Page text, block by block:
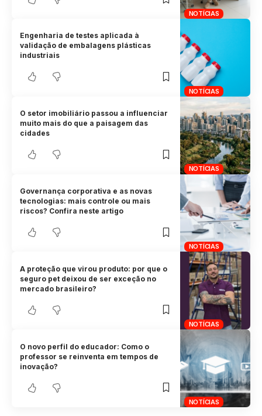
NOTÍCIAS
NOTÍCIAS
Engenharia de testes aplicada à
validação de embalagens plásticas
industriais
NOTÍCIAS
O setor imobiliário passou a influenciar
muito mais do que a paisagem das
cidades
NOTÍCIAS
Governança corporativa e as novas
tecnologias: mais controle ou mais
riscos? Confira neste artigo
NOTÍCIAS
A proteção que virou produto: por que o
seguro pet deixou de ser exceção no
mercado brasileiro?
NOTÍCIAS
O novo perfil do educador: Como o
professor se reinventa em tempos de
inovação?